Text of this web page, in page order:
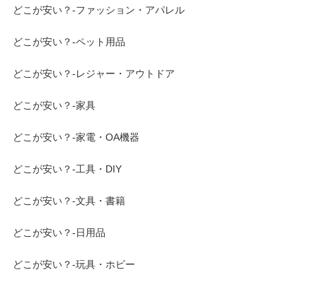
どこが安い？-ファッション・アパレル
どこが安い？-ペット用品
どこが安い？-レジャー・アウトドア
どこが安い？-家具
どこが安い？-家電・OA機器
どこが安い？-工具・DIY
どこが安い？-文具・書籍
どこが安い？-日用品
どこが安い？-玩具・ホビー